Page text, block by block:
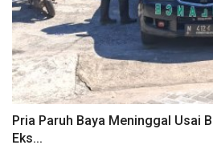
Pria Paruh Baya Meninggal Usai
Eks...